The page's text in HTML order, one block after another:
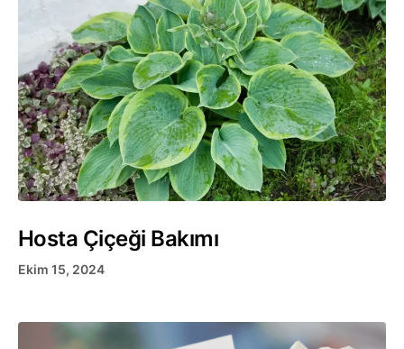
Hosta Çiçeği Bakımı
Ekim 15, 2024